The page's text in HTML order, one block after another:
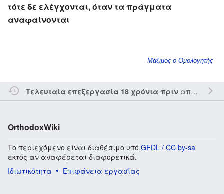
τότε δε ελέγχονται, όταν τα πράγματα
αναφαίνονται
Μάξιμος ο Ομολογητής
Τελευταία επεξεργασία 18 χρόνια πριναπό τον την
OrthodoxWiki
Το περιεχόμενο είναι διαθέσιμο υπό GFDL / CC by-sa
εκτός αν αναφέρεται διαφορετικά.
Ιδιωτικότητα
Επιφάνεια εργασίας